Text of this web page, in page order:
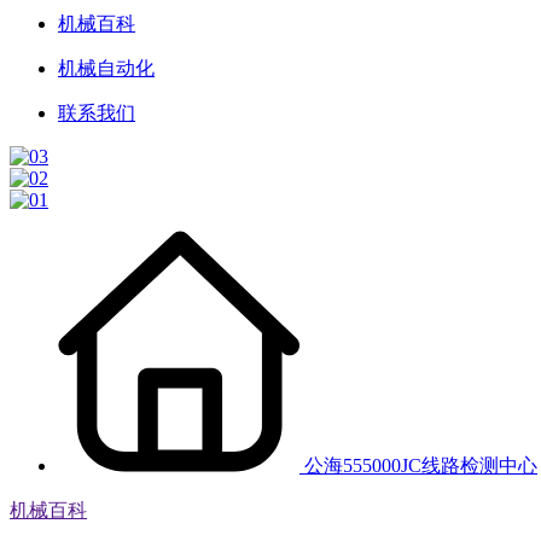
机械百科
机械自动化
联系我们
公海555000JC线路检测中心
机械百科